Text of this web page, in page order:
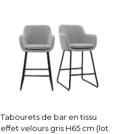
Tabourets de bar en tissu
effet velours gris H65 cm (lot